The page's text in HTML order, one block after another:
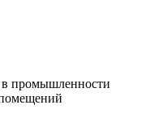
в промышленности